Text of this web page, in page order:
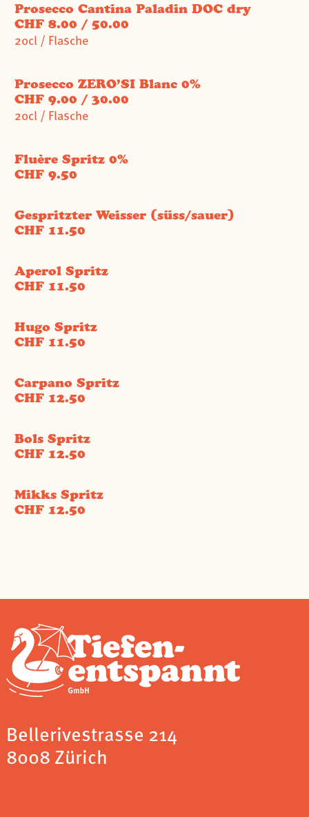
Prosecco Cantina Paladin DOC dry
CHF 8.00 / 50.00
20cl / Flasche
Prosecco ZERO’SI Blanc 0%
CHF 9.00 / 30.00
20cl / Flasche
Fluère Spritz 0%
CHF 9.50
Gespritzter Weisser (süss/sauer)
CHF 11.50
Aperol Spritz
CHF 11.50
Hugo Spritz
CHF 11.50
Carpano Spritz
CHF 12.50
Bols Spritz
CHF 12.50
Mikks Spritz
CHF 12.50
Bellerivestrasse 214
8008 Zürich